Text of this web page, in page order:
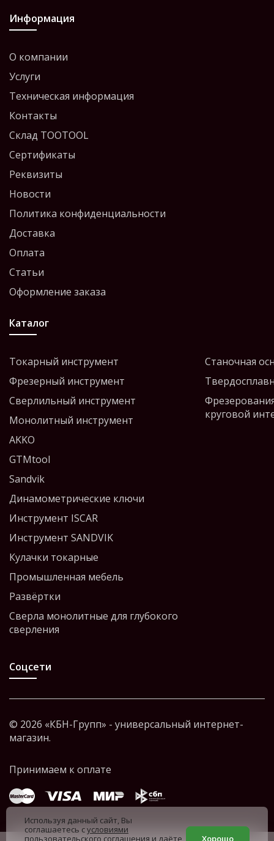
Информация
О компании
Услуги
Техническая информация
Контакты
Склад TOOTOOL
Сертификаты
Реквизиты
Новости
Политика конфиденциальности
Доставка
Оплата
Статьи
Оформление заказа
Каталог
Токарный инструмент
Фрезерный инструмент
Сверлильный инструмент
Монолитный инструмент
AKKO
GTMtool
Sandvik
Динамометрические ключи
Инструмент ISCAR
Инструмент SANDVIK
Кулачки токарные
Промышленная мебель
Развёртки
Сверла монолитные для глубокого
сверления
Станочная
круговой
Соцсети
© 2026 «КБН-Групп» - универсальный интернет-
магазин.
Используя данный сайт, Вы
соглашаетесь сусловиями
пользовательского соглашения и даёте Хорошо